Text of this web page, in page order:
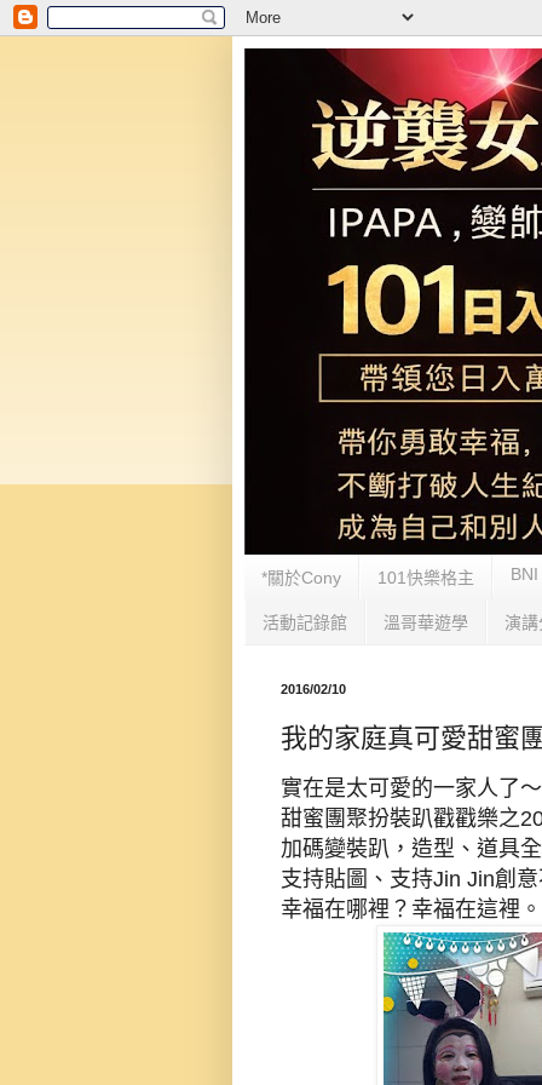
*關於Cony 101快樂格主 BNI
活動記錄館 溫哥華遊學 演
2016/02/10
我的家庭真可愛甜蜜
實在是太可愛的一家人
甜蜜團聚扮裝趴戳戳樂之
加碼變裝趴，造型、道具
支持貼圖、支持Jin Jin創
幸福在哪裡？幸福在這裡。